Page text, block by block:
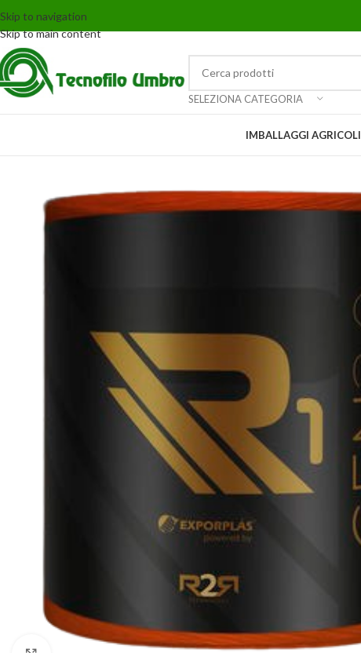
Skip to navigation
Skip to main content
SELEZIONA CATEGORIA
IMBALLAGGI AGRICOLI